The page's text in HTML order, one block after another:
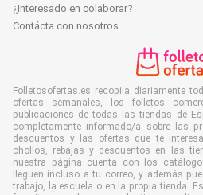
¿Interesado en colaborar?
Contácta con nosotros
Folletosofertas.es recopila diariamente
ofertas semanales, los folletos
publicaciones de todas las tiendas de
completamente informado/a sobre las
descuentos y las ofertas que te
chollos, rebajas y descuentos en las
nuestra página cuenta con los
lleguen incluso a tu correo, y además
trabajo, la escuela o en la propia tienda.